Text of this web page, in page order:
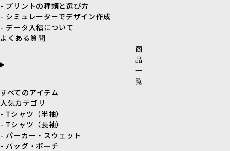
- プリントの種類と選び方
- シミュレーターでデザイン作成
- データ入稿について
よくある質問
商
品
一
覧
すべてのアイテム
人気カテゴリ
- Tシャツ（半袖）
- Tシャツ（長袖）
- パーカー・スウェット
- バッグ・ポーチ